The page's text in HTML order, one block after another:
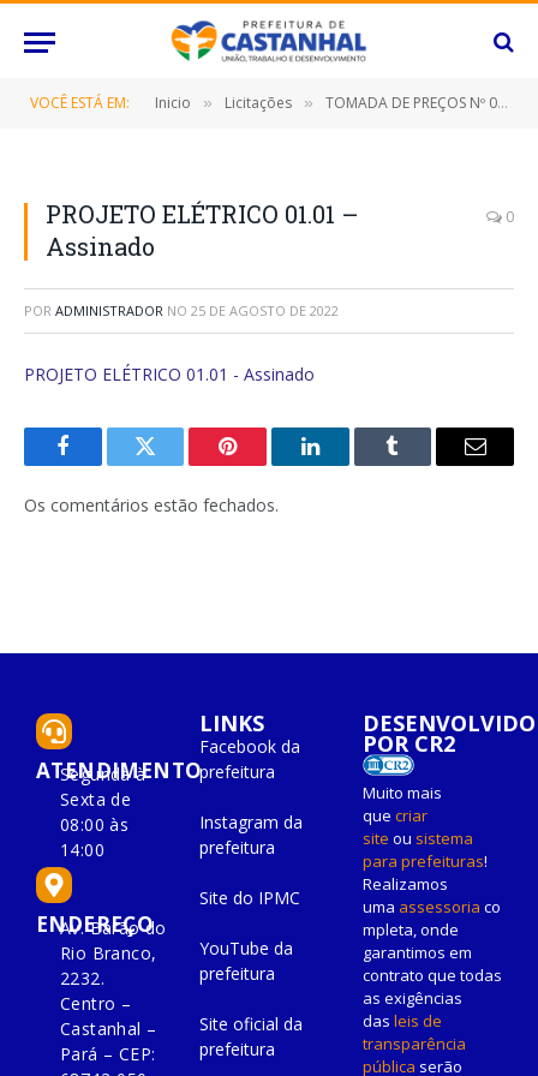
VOCÊ ESTÁ EM: Inicio » Licitações » TOMADA DE PREÇOS Nº 024/2022 (CONTRATAÇÃO DE EMPRESA ESPECIALIZADA PARA CONSTRUÇÃO DA SEDE DA ASSOCIAÇÃO ESPORTIVA DA CORRENTE NO DISTRITO DE APEÚ, NESTE MUNICÍPIO DE CASTANHAL/PARÁ)
PROJETO ELÉTRICO 01.01 –
Assinado
0
POR ADMINISTRADOR NO 25 DE AGOSTO DE 2022
PROJETO ELÉTRICO 01.01 - Assinado
FacebookTwitter Pinterest O
Tumblr
E-
Os comentários estão fechados.
ATENDIMENTO
Segunda à
Sexta de
08:00 às
14:00
ENDEREÇO
Av. Barão do
Rio Branco,
2232.
Centro –
Castanhal –
Pará – CEP:
LINKS
Facebook da
prefeitura
Instagram da
prefeitura
Site do IPMC
YouTube da
prefeitura
Site oficial da
prefeitura
DESENVOLVIDO
POR CR2
Muito mais
que criar
site ou sistema
para prefeituras!
Realizamos
uma assessoria co
mpleta, onde
garantimos em
contrato que todas
as exigências
das leis de
transparência
pública serão